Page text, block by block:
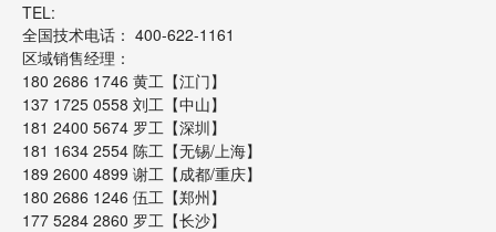
TEL:
全国技术电话： 400-622-1161
区域销售经理：
180 2686 1746 黄工【江门】
137 1725 0558 刘工【中山】
181 2400 5674 罗工【深圳】
181 1634 2554 陈工【无锡/上海】
189 2600 4899 谢工【成都/重庆】
180 2686 1246 伍工【郑州】
177 5284 2860 罗工【长沙】